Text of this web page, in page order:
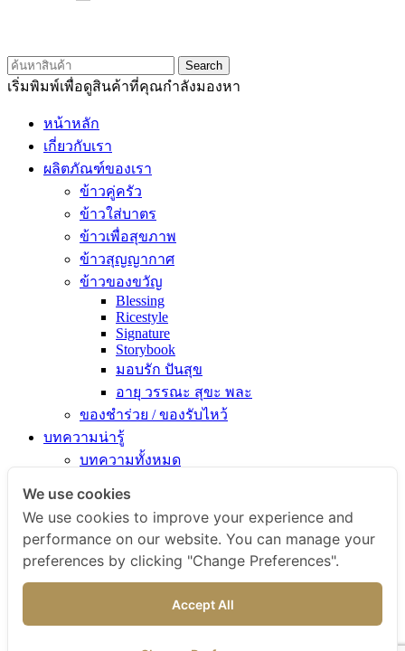
Search
เริ่มพิมพ์เพื่อดูสินค้าที่คุณกำลังมองหา
หน้าหลัก
เกี่ยวกับเรา
ผลิตภัณฑ์ของเรา
ข้าวคู่ครัว
ข้าวใส่บาตร
ข้าวเพื่อสุขภาพ
ข้าวสุญญากาศ
ข้าวของขวัญ
Blessing
Ricestyle
Signature
Storybook
มอบรัก ปันสุข
อายุ วรรณะ สุขะ พละ
ของชำร่วย / ของรับไหว้
บทความน่ารู้
บทความทั้งหมด
ไขข้อสงสัยเรื่องข้าว
คัมภีร์เข้าครัว
สารพัดเมนูอร่อย
สุขภาพดีกับข้าวธรรม
We use cookies
We use cookies to improve your experience and
performance on our website. You can manage your
preferences by clicking "Change Preferences".
Accept All